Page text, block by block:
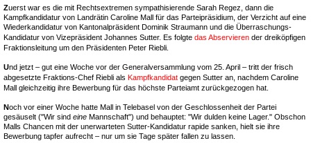
Zuerst war es die mit Rechtsextremen sympathisierende Sarah Regez, dann die
Kampfkandidatur von Landrätin Caroline Mall für das Parteipräsidium, der Verzicht auf eine
Wiederkandidatur von Kantonalpräsident Dominik Straumann und die Überraschungs-
Kandidatur von Vizepräsident Johannes Sutter. Es folgte das Abservieren der dreiköpfigen
Fraktionsleitung um den Präsidenten Peter Riebli.
Und jetzt – gut eine Woche vor der Generalversammlung vom 25. April – tritt der frisch
abgesetzte Fraktions-Chef Riebli als Kampfkandidat gegen Sutter an, nachdem Caroline
Mall gleichzeitig ihre Bewerbung für das höchste Parteiamt zurückgezogen hat.
Noch vor einer Woche hatte Mall in Telebasel von der Geschlossenheit der Partei
gesäuselt ("Wir sind eine Mannschaft") und behauptet: "Wir dulden keine Lager." Obschon
Malls Chancen mit der unerwarteten Sutter-Kandidatur rapide sanken, hielt sie ihre
Bewerbung tapfer aufrecht – nur um sie Tage später fallen zu lassen.